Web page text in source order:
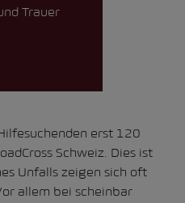
Trauer
erst 120
Schweiz. Dies ist
Unfalls zeigen sich oft
allem bei scheinbar